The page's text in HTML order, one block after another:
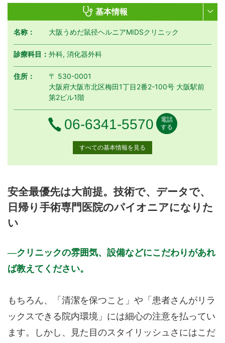
基本情報
名称： 大阪うめだ鼠径ヘルニアMIDSクリニック
診療科目：外科, 消化器外科
住所：
〒 530-0001
大阪府大阪市北区梅田1丁目2番2-100号 大阪駅前
第2ビル1階
電話番号
06-6341-5570
電話
する
すべての基本情報を見る
9:00～13:00
● ● ● ● ●
●
14:00～17:00
● ● ● ●
●
備考: お問合せ・ご予約・ご連絡は24時間365日受け付けてお
ります。火曜、日曜、祝日以外は予約なしで受診可能です。
【診療時間】
火、日、祝 9:00～13:00(予約制)
※診療時間や臨時休診・診療内容等について、事前に必ず医療
機関ホームページ、またはお電話にてご確認ください。
安全最優先は大前提。技術で、データで、
日帰り手術専門医院のパイオニアになりた
い
クリニックの雰囲気、設備などにこだわりがあれ
ば教えてください。
もちろん、「清潔を保つこと」や「患者さんがリラ
ックスできる院内環境」には細心の注意を払ってい
ます。しかし、見た目のスタイリッシュさにはこだ